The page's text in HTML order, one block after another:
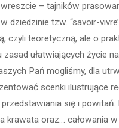
– tajników
dziedzinie tzw. “savoir-
czyli teoretyczną, ale o
ułatwiających życie
Pań mogliśmy, dla
scenki ilustrujące
się i powitań.
krawata oraz… całowania